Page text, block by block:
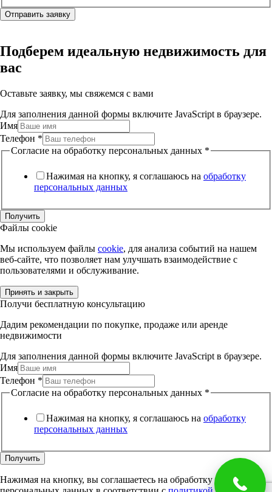
Отправить заявку
Подберем идеальную недвижимость для
вас
Оставьте заявку, мы свяжемся с вами
Для заполнения данной формы включите JavaScript в браузере.
Имя
Телефон *
Согласие на обработку персональных данных *
Нажимая на кнопку, я соглашаюсь на обработку
персональных данных
Получить
Файлы cookie
Мы используем файлы cookie, для анализа событий на нашем
веб-сайте, что позволяет нам улучшать взаимодействие с
пользователями и обслуживание.
Принять и закрыть
Получи бесплатную консультацию
Дадим рекомендации по покупке, продаже или аренде
недвижимости
Для заполнения данной формы включите JavaScript в браузере.
Имя
Телефон *
Согласие на обработку персональных данных *
Нажимая на кнопку, я соглашаюсь на обработку
персональных данных
Получить
Нажимая на кнопку, вы соглашаетесь на обработку